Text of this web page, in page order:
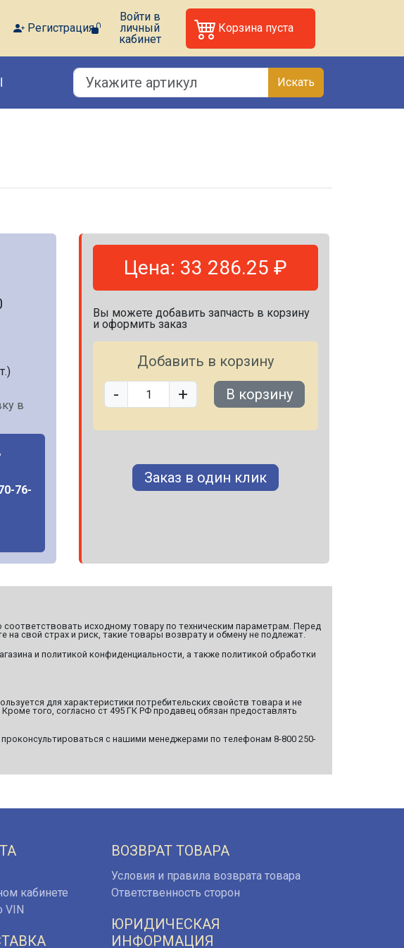
Регистрация
Войти в
личный
кабинет
Корзина пуста
Искать
в
76-
Цена: 33 286.25 ₽
Вы можете добавить запчасть в корзину
и оформить заказ
Добавить в корзину
- + В корзину
Заказ в один клик
исходному товару по техническим параметрам. Перед
свой страх и риск, такие товары возврату и обмену не подлежат.
и политикой конфиденциальности, а также политикой обработки
для характеристики потребительских свойств товара и не
того, согласно ст 495 ГК РФ продавец обязан предоставлять
с нашими менеджерами по телефонам 8-800 250-
кабинете
VIN
ВОЗВРАТ ТОВАРА
Условия и правила возврата товара
Ответственность сторон
ЮРИДИЧЕСКАЯ
ИНФОРМАЦИЯ